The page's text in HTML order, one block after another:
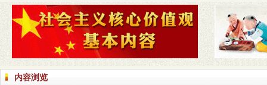
内容浏览